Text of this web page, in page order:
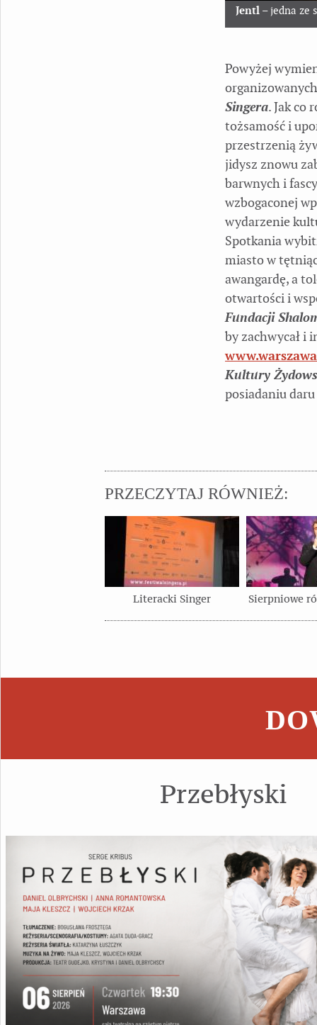
Jentl – jedna ze
Powyżej
Singera. Jak co
tożsamość i
przestrzenią
jidysz znowu
barwnych i
wzbogaconej
wydarzenie
Spotkania
miasto w
awangardę, a
otwartości i
Fundacji
by zachwycał i
Kultury
posiadaniu
PRZECZYTAJ RÓWNIEŻ:
Literacki Singer Sierpniowe
Przebłyski